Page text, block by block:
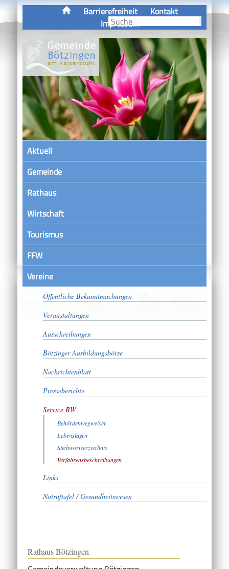
Barrierefreiheit
Kontakt
Impressum
Aktuell
Gemeinde
Rathaus
Wirtschaft
Tourismus
FFW
VereineSatzungen
Öffentliche Bekanntmachungen
Veranstaltungen
Ausschreibungen
Bötzinger Ausbildungsbörse
Nachrichtenblatt
Presseberichte
Service BW
Behördenwegweiser
Lebenslagen
Stichwortverzeichnis
Verfahrensbeschreibungen
Links
Notruftafel / Gesundheitswesen
Rathaus Bötzingen